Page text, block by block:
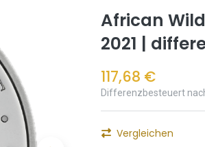
African
2021 |
117,68 €
Differenzbesteuert
Vergleichen